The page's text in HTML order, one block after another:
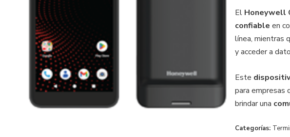
El Honeywell
confiable en
línea, mientras
y acceder a
Este
para empresas
brindar una
Categorías: